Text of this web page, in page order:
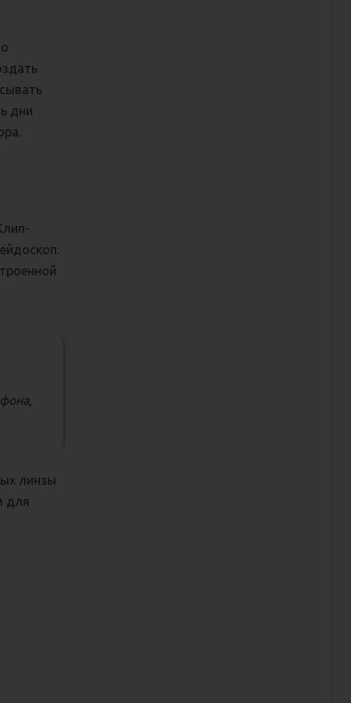
дни
линзы
для